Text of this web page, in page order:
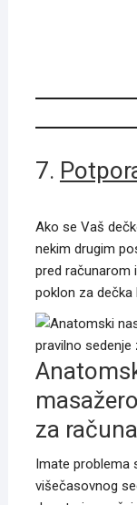
7.
Ako se Vaš
nekim drugim
pred računarom
poklon za
za
Imate problema
višečasovnog